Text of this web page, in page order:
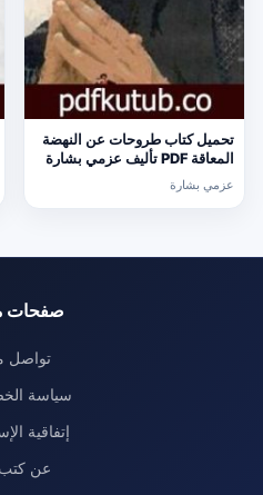
تحميل كتاب طروحات عن النهضة
المعاقة PDF تأليف عزمي بشارة
مجانا [كامل]
عزمي بشارة
صفحات
تواصل
سياسة
إتفاقية
عن